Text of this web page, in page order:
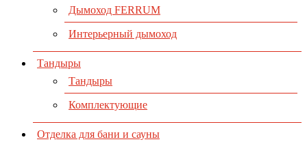
Дымоход FERRUM
Интерьерный дымоход
Тандыры
Тандыры
Комплектующие
Отделка для бани и сауны